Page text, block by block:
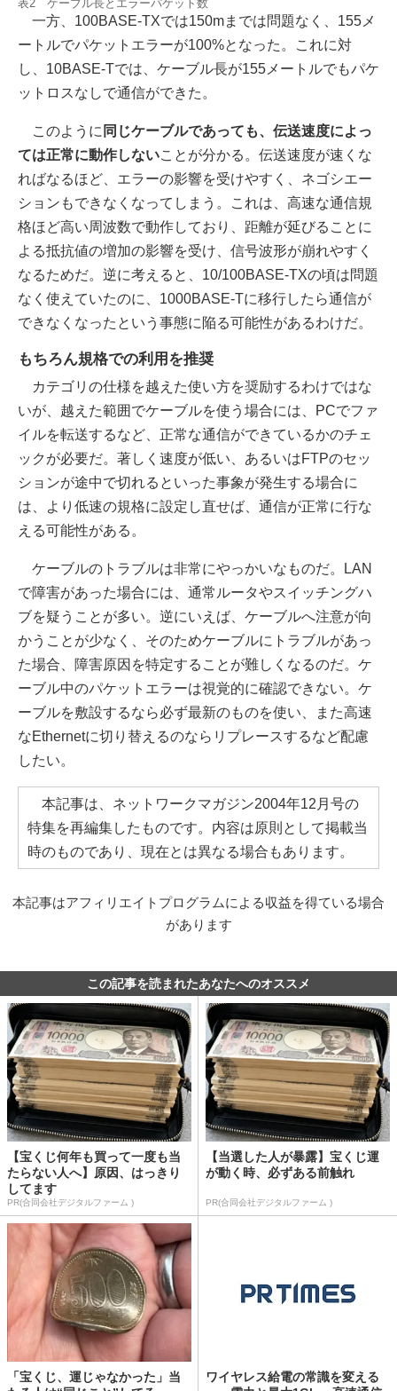
表2 ケーブル長とエラーパケット数
一方、100BASE-TXでは150mまでは問題なく、155メ
ートルでパケットエラーが100%となった。これに対
し、10BASE-Tでは、ケーブル長が155メートルでもパケ
ットロスなしで通信ができた。
このように 同じケーブルであっても、伝送速度によっ
ては正常に動作しないことが分かる。伝送速度が速くな
ればなるほど、エラーの影響を受けやすく、ネゴシエー
ションもできなくなってしまう。これは、高速な通信規
格ほど高い周波数で動作しており、距離が延びることに
よる抵抗値の増加の影響を受け、信号波形が崩れやすく
なるためだ。逆に考えると、10/100BASE-TXの頃は問題
なく使えていたのに、1000BASE-Tに移行したら通信が
できなくなったという事態に陥る可能性があるわけだ。
もちろん規格での利用を推奨
カテゴリの仕様を越えた使い方を奨励するわけではな
いが、越えた範囲でケーブルを使う場合には、PCでファ
イルを転送するなど、正常な通信ができているかのチェ
ックが必要だ。著しく速度が低い、あるいはFTPのセッ
ションが途中で切れるといった事象が発生する場合に
は、より低速の規格に設定し直せば、通信が正常に行な
える可能性がある。
ケーブルのトラブルは非常にやっかいなものだ。LAN
で障害があった場合には、通常ルータやスイッチングハ
ブを疑うことが多い。逆にいえば、ケーブルへ注意が向
かうことが少なく、そのためケーブルにトラブルがあっ
た場合、障害原因を特定することが難しくなるのだ。ケ
ーブル中のパケットエラーは視覚的に確認できない。ケ
ーブルを敷設するなら必ず最新のものを使い、また高速
なEthernetに切り替えるのならリプレースするなど配慮
したい。
本記事は、ネットワークマガジン2004年12月号の
特集を再編集したものです。内容は原則として掲載当
時のものであり、現在とは異なる場合もあります。
本記事はアフィリエイトプログラムによる収益を得ている場合
があります
この記事を読まれたあなたへのオススメ
【宝くじ何年も買って一度も当
たらない人へ】原因、はっきり
してます
PR(合同会社デジタルファーム )
【当選した人が暴露】宝くじ運
が動く時、必ずある前触れ
PR(合同会社デジタルファーム )
「宝くじ、運じゃなかった」当
ワイヤレス給電の常識を変える